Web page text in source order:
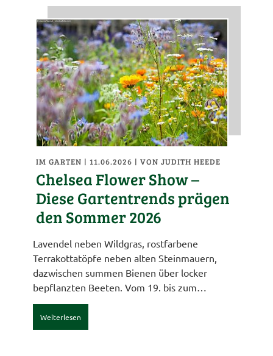
IM GARTEN | 11.06.2026 |VON JUDITH HEEDE
Chelsea Flower Show –
Diese Gartentrends prägen
den Sommer 2026
Lavendel neben Wildgras, rostfarbene
Terrakottatöpfe neben alten Steinmauern,
dazwischen summen Bienen über locker
bepflanzten Beeten. Vom 19. bis zum…
Weiterlesen